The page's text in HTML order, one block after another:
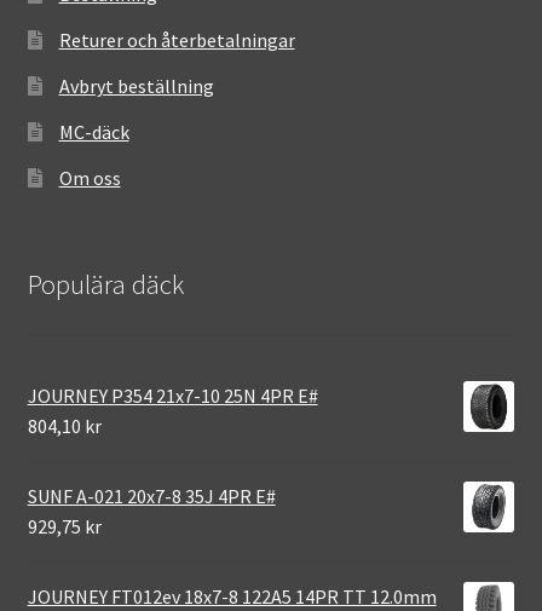
Returer och återbetalningar
Avbryt beställning
MC-däck
Om oss
Populära däck
JOURNEY P354 21x7-10 25N 4PR E#
804,10 kr
SUNF A-021 20x7-8 35J 4PR E#
929,75 kr
JOURNEY FT012ev 18x7-8 122A5 14PR TT 12.0mm